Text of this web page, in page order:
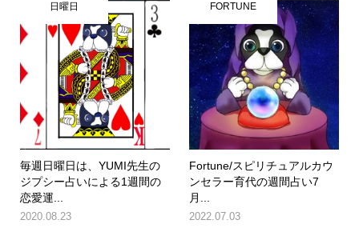
日曜日
毎週日曜日は、YUMI先生の
ジプシー占いによる1週間の
恋愛運...
2020.08.23
FORTUNE
Fortune/スピリチュアルカウ
ンセラー育代の週間占い7
月...
2022.07.03